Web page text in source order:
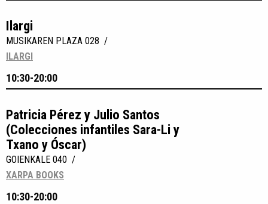
Ilargi
MUSIKAREN PLAZA 028 /
ILARGI
10:30-20:00
Patricia Pérez y Julio Santos
(Colecciones infantiles Sara-Li y
Txano y Óscar)
GOIENKALE 040 /
XARPA BOOKS
10:30-20:00